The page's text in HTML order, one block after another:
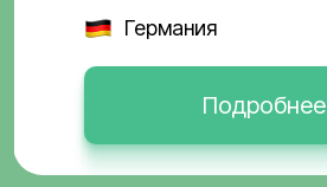
Германия
Подробнее